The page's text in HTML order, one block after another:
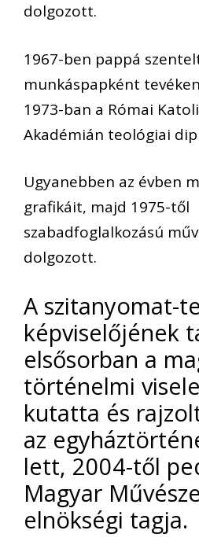
dolgozott.
1967-ben pappá
munkáspapként
1973-ban a Római
Akadémián teológiai
Ugyanebben az évben
grafikáit, majd 1975-től
szabadfoglalkozású
dolgozott.
A szitanyomat-
képviselőjének
elsősorban a
történelmi
kutatta és
az
lett, 2004-től
Magyar
elnökségi tagja.